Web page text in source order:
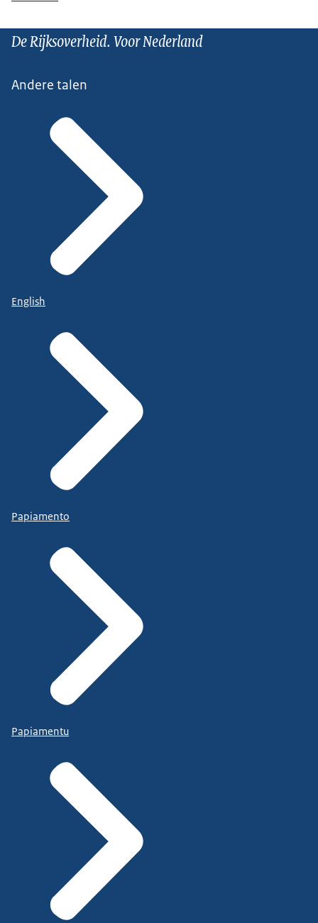
De Rijksoverheid. Voor Nederland
Andere talen
English
Papiamento
Papiamentu